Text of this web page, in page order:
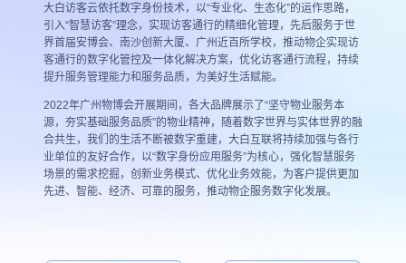
大白访客云依托数字身份技术，以“专业化、生态化”的运作思路，
引入“智慧访客”理念，实现访客通行的精细化管理，先后服务于世
界首届安博会、南沙创新大厦、广州近百所学校，推动物企实现访
客通行的数字化管控及一体化解决方案，优化访客通行流程，持续
提升服务管理能力和服务品质，为美好生活赋能。
2022年广州物博会开展期间，各大品牌展示了“坚守物业服务本
源，夯实基础服务品质”的物业精神，随着数字世界与实体世界的融
合共生，我们的生活不断被数字重建，大白互联将持续加强与各行
业单位的友好合作，以“数字身份应用服务”为核心，强化智慧服务
场景的需求挖掘，创新业务模式、优化业务效能，为客户提供更加
先进、智能、经济、可靠的服务，推动物企服务数字化发展。